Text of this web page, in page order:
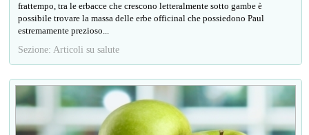
frattempo, tra le erbacce che crescono letteralmente sotto gambe è
possibile trovare la massa delle erbe officinal che possiedono Paul
estremamente prezioso...
Sezione: Articoli su salute